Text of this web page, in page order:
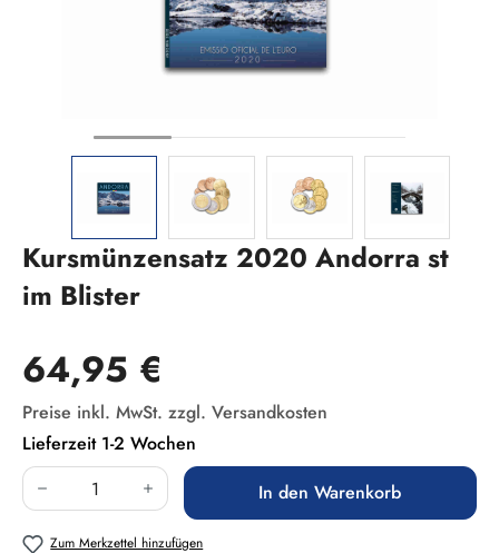
Kursmünzensatz 2020 Andorra st
im Blister
Regulärer Preis:
64,95 €
Preise inkl. MwSt. zzgl. Versandkosten
Lieferzeit 1-2 Wochen
Produkt Anzahl: Gib den gewünschten Wert
In den Warenkorb
Zum Merkzettel hinzufügen